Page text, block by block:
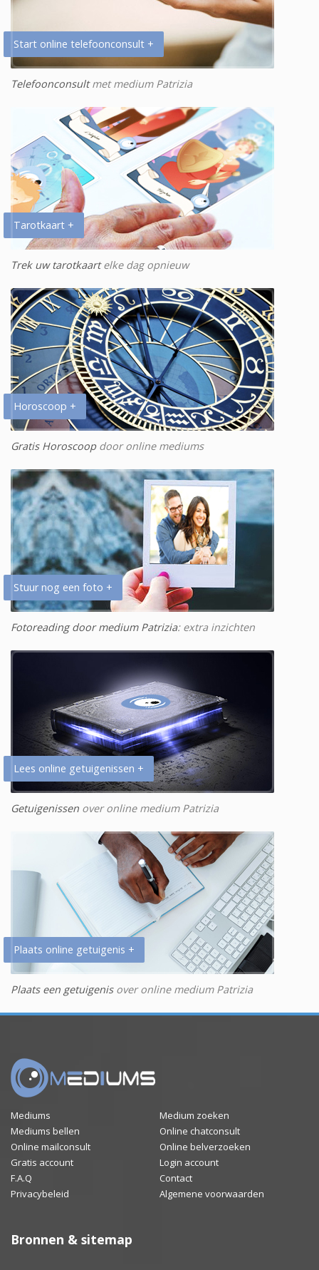
Start online telefoonconsult +
Telefoonconsultmet medium Patrizia
Tarotkaart +
Trek uw tarotkaartelke dag opnieuw
Horoscoop +
Gratis Horoscoopdoor online mediums
Stuur nog een foto +
Fotoreading door medium Patrizia: extra inzichten
Lees online getuigenissen +
Getuigenissen over online medium Patrizia
Plaats online getuigenis +
Plaats een getuigenisover online medium Patrizia
Mediums
Medium zoeken
Mediums bellen
Online chatconsult
Online mailconsult
Online belverzoeken
Gratis account
Login account
F.A.Q
Contact
Privacybeleid
Algemene voorwaarden
Bronnen & sitemap